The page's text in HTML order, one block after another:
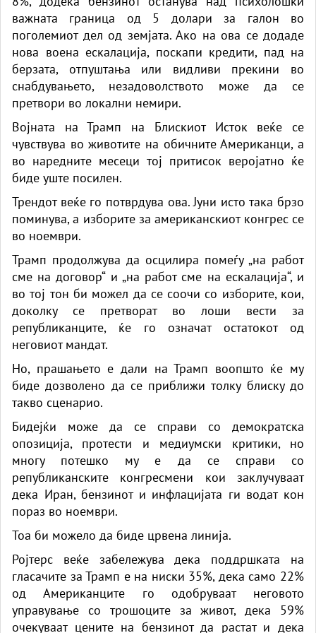
важната граница од 5 долари за галон во
поголемиот дел од земјата. Ако на ова се додаде
нова воена ескалација, поскапи кредити, пад на
берзата, отпуштања или видливи прекини во
снабдувањето, незадоволството може да се
претвори во локални немири.
Војната на Трамп на Блискиот Исток веќе се
чувствува во животите на обичните Американци, а
во наредните месеци тој притисок веројатно ќе
биде уште посилен.
Трендот веќе го потврдува ова. Јуни исто така брзо
поминува, а изборите за американскиот конгрес се
во ноември.
Трамп продолжува да осцилира помеѓу „на работ
сме на договор“ и „на работ сме на ескалација“, и
во тој тон би можел да се соочи со изборите, кои,
доколку се претворат во лоши вести за
републиканците, ќе го означат остатокот од
неговиот мандат.
Но, прашањето е дали на Трамп воопшто ќе му
биде дозволено да се приближи толку блиску до
такво сценарио.
Бидејќи може да се справи со демократска
опозиција, протести и медиумски критики, но
многу потешко му е да се справи со
републиканските конгресмени кои заклучуваат
дека Иран, бензинот и инфлацијата ги водат кон
пораз во ноември.
Тоа би можело да биде црвена линија.
Ројтерс веќе забележува дека поддршката на
гласачите за Трамп е на ниски 35%, дека само 22%
од Американците го одобруваат неговото
управување со трошоците за живот, дека 59%
очекуваат цените на бензинот да растат и дека